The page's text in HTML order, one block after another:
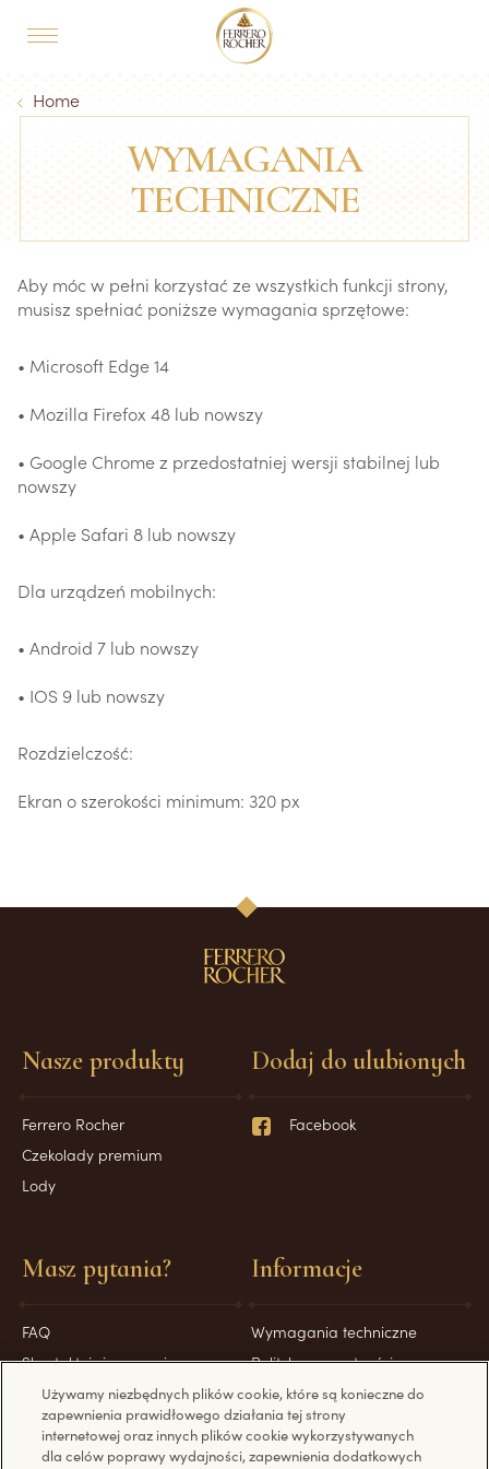
MAIN NAVIGATION
Breadcrumb
Home
WYMAGANIA
TECHNICZNE
Aby móc w pełni korzystać ze wszystkich funkcji strony,
musisz spełniać poniższe wymagania sprzętowe:
• Microsoft Edge 14
• Mozilla Firefox 48 lub nowszy
• Google Chrome z przedostatniej wersji stabilnej lub
nowszy
• Apple Safari 8 lub nowszy
Dla urządzeń mobilnych:
• Android 7 lub nowszy
• IOS 9 lub nowszy
Rozdzielczość:
Ekran o szerokości minimum: 320 px
Nasze produkty
Ferrero Rocher
Czekolady premium
Lody
Masz pytania?
FAQ
Skontaktuj się z nami
Informacje
Wymagania techniczne
Polityka prywatności
Polityka plików cookie
Nota prawna
Regulamin świadczenia usług
Dodaj do ulubionych
Facebook
Używamy niezbędnych plików cookie, które są konieczne do
zapewnienia prawidłowego działania tej strony
internetowej oraz innych plików cookie wykorzystywanych
dla celów poprawy wydajności, zapewnienia dodatkowych